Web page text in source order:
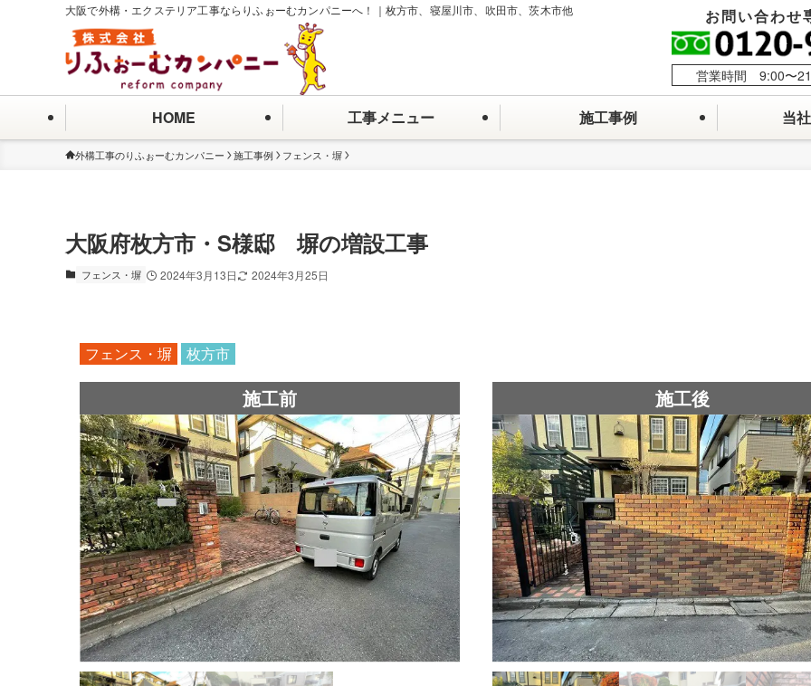
大阪で外構・エクステリア工事ならりふぉーむカンパニーへ！｜枚方市、寝屋川市、吹田市、茨木市他
HOME 工事メニュー 施工事例 当
お問い合わせ
営業時間 9:00〜
外構工事のりふぉーむカンパニー 施工事例 フェンス・塀
大阪府枚方市・S様邸 塀の増設工事
フェンス・塀 2024年3月13日 2024年3月25日
フェンス・塀 枚方市
施工前 施工後